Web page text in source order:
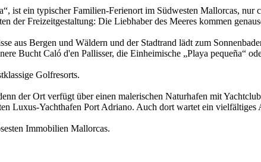
ist ein typischer Familien-Ferienort im Südwesten Mallorcas,
der Freizeitgestaltung: Die Liebhaber des Meeres kommen
aus Bergen und Wäldern und der Stadtrand lädt zum
Bucht Caló d'en Pallisser, die Einheimische „Playa pequeña“
Golfresorts.
der Ort verfügt über einen malerischen Naturhafen mit
Luxus-Yachthafen Port Adriano. Auch dort wartet ein vielfältiges
Immobilien Mallorcas.